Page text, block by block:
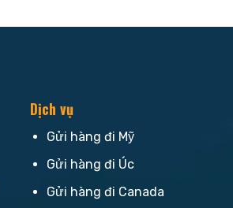
Dịch vụ
Gửi hàng đi Mỹ
Gửi hàng đi Úc
Gửi hàng đi Canada